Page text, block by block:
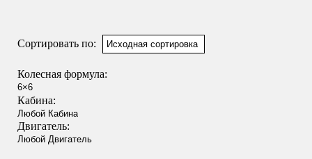
Смотреть подробнее
Сортировать по:
Колесная формула:
Кабина:
Двигатель: